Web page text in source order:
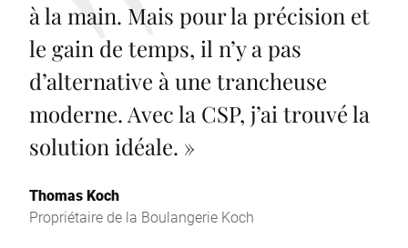
à la main. Mais pour la précision et
le gain de temps, il n’y a pas
d’alternative à une trancheuse
moderne. Avec la CSP, j’ai trouvé la
solution idéale. »
Thomas Koch
Propriétaire de la Boulangerie Koch